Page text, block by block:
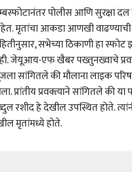
पोलीस आणि सुरक्षा
मृतांचा आकडा आणखी वाढण्याची
सभेच्या ठिकाणी हा स्फोट
जेयूआय-एफ खैबर पख्तुनख्वाचे
सांगितले की मौलाना लाइक
प्रांतीय प्रवक्त्याने सांगितले की
रशीद हे देखील उपस्थित होते.
मृतांमध्ये होते.